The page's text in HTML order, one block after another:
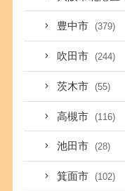
豊中市 (379)
吹田市 (244)
茨木市 (55)
高槻市 (116)
池田市 (28)
箕面市 (102)